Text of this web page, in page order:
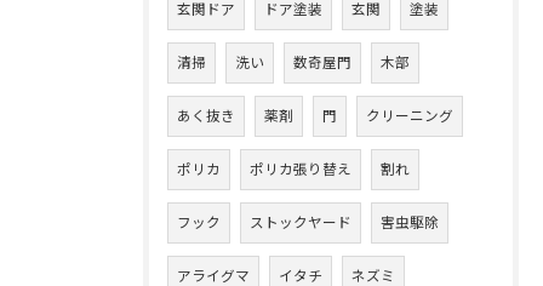
玄関ドア ドア塗装 玄関 塗装
清掃 洗い 数奇屋門 木部
あく抜き 薬剤 門 クリーニング
ポリカ ポリカ張り替え 割れ
フック ストックヤード 害虫駆除
アライグマ イタチ ネズミ